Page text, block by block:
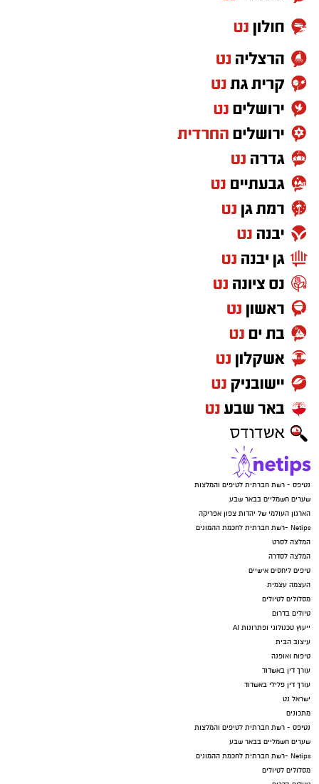
נטיפס - רשת חברתית לטיפים והמלצות
שערים חשמליים בבאר שבע
הארגון העולמי של יהדות צפון אפריקה
Netips -רשת חברתית לחכמת ההמונים
המלצה לסרט
המלצה לסדרה
טיפים ליחסים אישיים
העצמה עצמית
מסלולים לטיולים
טיולים בדרום
ייעוץ טכנולוגי ופתרונות AI
עיצוב הבית
טיפוח ואופנה
עורך דין באשדוד
עורך דין פלילי באשדוד
ישראל נט
מתכונים
נטיפס - רשת חברתית לטיפים והמלצות
שערים חשמליים בבאר שבע
Netips -רשת חברתית לחכמת ההמונים
מסלולים לטיולים